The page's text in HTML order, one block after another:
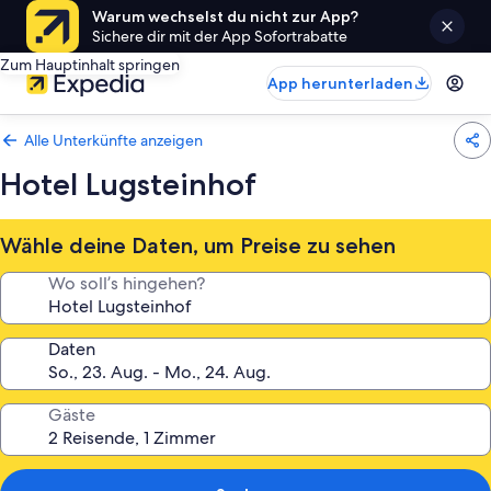
Warum wechselst du nicht zur App?
Sichere dir mit der App Sofortrabatte
Zum Hauptinhalt springen
App herunterladen
Alle Unterkünfte anzeigen
Hotel Lugsteinhof
Wähle deine Daten, um Preise zu sehen
Wo soll’s hingehen?
Daten
Gäste